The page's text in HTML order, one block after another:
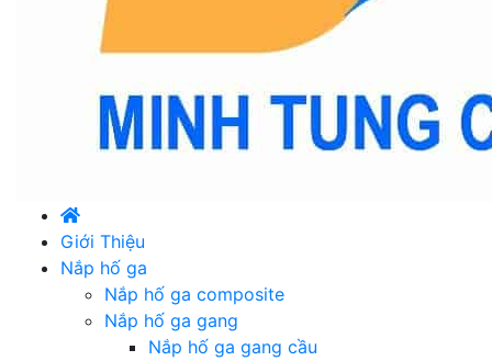
Giới Thiệu
Nắp hố ga
Nắp hố ga composite
Nắp hố ga gang
Nắp hố ga gang cầu